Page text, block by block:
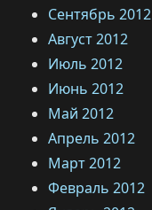
Сентябрь 2012
Август 2012
Июль 2012
Июнь 2012
Май 2012
Апрель 2012
Март 2012
Февраль 2012